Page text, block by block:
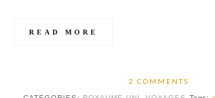
READ MORE
2 COMMENTS